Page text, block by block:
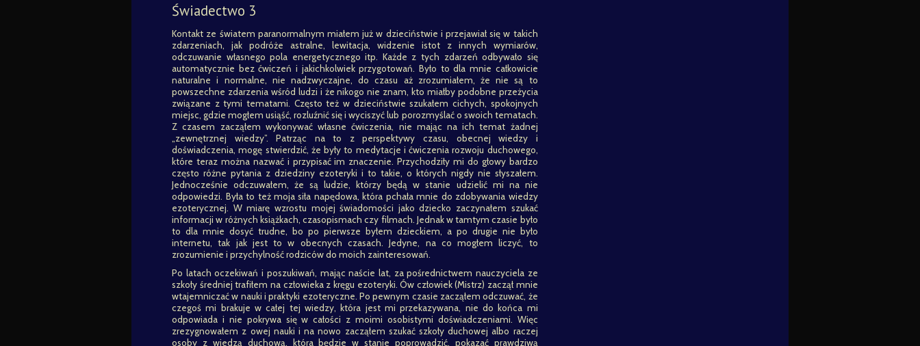
Świadectwo 3
Kontakt ze światem paranormalnym miałem już w dzieciństwie i przejawiał się w takich
zdarzeniach, jak podróże astralne, lewitacja, widzenie istot z innych wymiarów,
odczuwanie własnego pola energetycznego itp. Każde z tych zdarzeń odbywało się
automatycznie bez ćwiczeń i jakichkolwiek przygotowań. Było to dla mnie całkowicie
naturalne i normalne, nie nadzwyczajne, do czasu aż zrozumiałem, że nie są to
powszechne zdarzenia wśród ludzi i że nikogo nie znam, kto miałby podobne przeżycia
związane z tymi tematami. Często też w dzieciństwie szukałem cichych, spokojnych
miejsc, gdzie mogłem usiąść, rozluźnić się i wyciszyć lub porozmyślać o swoich tematach.
Z czasem zacząłem wykonywać własne ćwiczenia, nie mając na ich temat żadnej
„zewnętrznej wiedzy”. Patrząc na to z perspektywy czasu, obecnej wiedzy i
doświadczenia, mogę stwierdzić, że były to medytacje i ćwiczenia rozwoju duchowego,
które teraz można nazwać i przypisać im znaczenie. Przychodziły mi do głowy bardzo
często różne pytania z dziedziny ezoteryki i to takie, o których nigdy nie słyszałem.
Jednocześnie odczuwałem, że są ludzie, którzy będą w stanie udzielić mi na nie
odpowiedzi. Była to też moja siła napędowa, która pchała mnie do zdobywania wiedzy
ezoterycznej. W miarę wzrostu mojej świadomości jako dziecko zaczynałem szukać
informacji w różnych książkach, czasopismach czy filmach. Jednak w tamtym czasie było
to dla mnie dosyć trudne, bo po pierwsze byłem dzieckiem, a po drugie nie było
internetu, tak jak jest to w obecnych czasach. Jedyne, na co mogłem liczyć, to
zrozumienie i przychylność rodziców do moich zainteresowań.
Po latach oczekiwań i poszukiwań, mając naście lat, za pośrednictwem nauczyciela ze
szkoły średniej trafiłem na człowieka z kręgu ezoteryki. Ów człowiek (Mistrz) zaczął mnie
wtajemniczać w nauki i praktyki ezoteryczne. Po pewnym czasie zacząłem odczuwać, że
czegoś mi brakuje w całej tej wiedzy, która jest mi przekazywana, nie do końca mi
odpowiada i nie pokrywa się w całości z moimi osobistymi doświadczeniami. Więc
zrezygnowałem z owej nauki i na nowo zacząłem szukać szkoły duchowej albo raczej
osoby z wiedzą duchową, która będzie w stanie poprowadzić, pokazać prawdziwą